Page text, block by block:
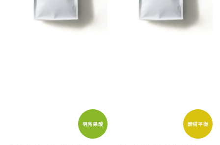
明亮果酸 酸甜平衡